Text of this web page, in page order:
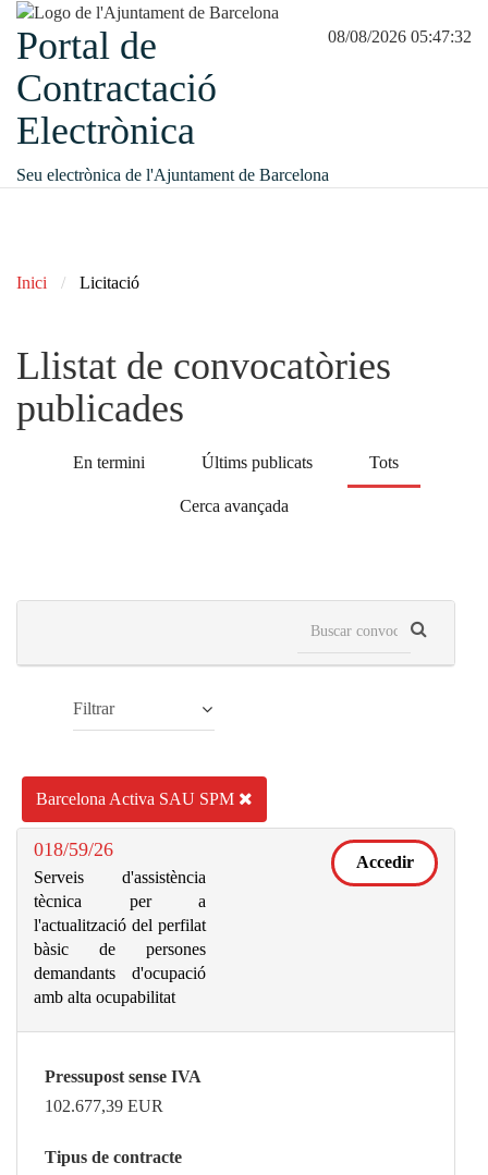
08/08/2026 05:47:32
Portal de
Contractació
Electrònica
Seu electrònica de l'Ajuntament de Barcelona
Inici Licitació
Llistat de convocatòries
publicades
En termini Últims publicats Tots
Cerca avançada
Filtrar
Barcelona Activa SAU SPM
018/59/26
Serveis d'assistència
tècnica per a
l'actualització del perfilat
bàsic de persones
demandants d'ocupació
amb alta ocupabilitat
Accedir
Pressupost sense IVA
102.677,39 EUR
Tipus de contracte